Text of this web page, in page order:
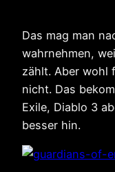
Das mag man
wahrnehmen,
zählt. Aber wohl
nicht. Das
Exile, Diablo 3
besser hin.